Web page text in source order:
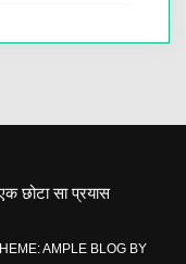
छोटा सा प्रयास
AMPLE BLOG BY